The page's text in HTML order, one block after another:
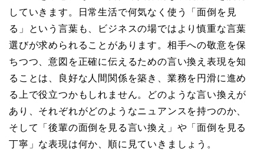
していきます。日常生活で何気なく使う「面倒を見
る」という言葉も、ビジネスの場ではより慎重な言葉
選びが求められることがあります。相手への敬意を保
ちつつ、意図を正確に伝えるための言い換え表現を知
ることは、良好な人間関係を築き、業務を円滑に進め
る上で役立つかもしれません。どのような言い換えが
あり、それぞれがどのようなニュアンスを持つのか、
そして「後輩の面倒を見る言い換え」や「面倒を見る
丁寧」な表現は何か、順に見ていきましょう。